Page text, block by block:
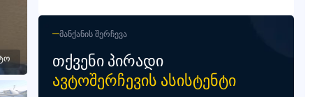
ᲛᲐᲜᲥᲐᲜᲘᲡ ᲨᲔᲠᲩᲔᲕᲐ
ᲗᲥᲕᲔᲜᲘ ᲞᲘᲠᲐᲓᲘ
ᲐᲕᲢᲝᲨᲔᲠᲩᲔᲕᲘᲡ ᲐᲡᲘᲡᲢᲔᲜᲢᲘ